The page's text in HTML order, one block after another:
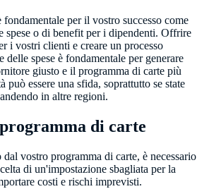
per il vostro successo come
spese o di benefit per i dipendenti. Offrire
i vostri clienti e creare un processo
delle spese è fondamentale per generare
giusto e il programma di carte più
può essere una sfida, soprattutto se state
in altre regioni.
di carte
dal vostro programma di carte, è necessario
di un'impostazione sbagliata per la